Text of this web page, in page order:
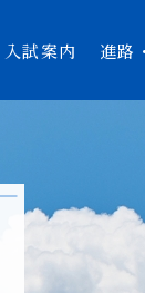
入試案内 進路